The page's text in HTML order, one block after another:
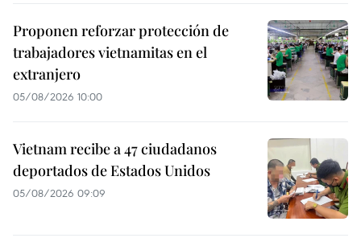
Proponen reforzar protección de
trabajadores vietnamitas en el
extranjero
05/08/2026 10:00
Vietnam recibe a 47 ciudadanos
deportados de Estados Unidos
05/08/2026 09:09